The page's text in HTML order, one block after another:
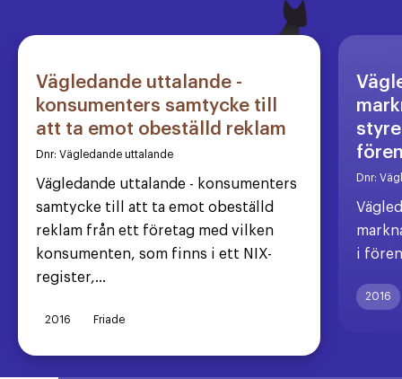
Vägledande uttalande -
konsumenters samtycke till
att ta emot obeställd reklam
Dnr: Vägledande uttalande
Vägledande uttalande - konsumenters
samtycke till att ta emot obeställd
reklam från ett företag med vilken
konsumenten, som finns i ett NIX-
register,...
2016 Friade
Dnr:
i
2016